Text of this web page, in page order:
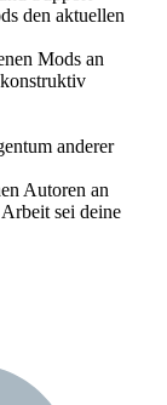
den aktuellen
Mods an
anderer
Autoren an
sei deine